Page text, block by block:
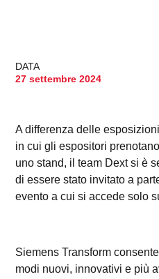
DATA
27 settembre 2024
A differenza delle
in cui gli espositori
uno stand, il team Dext si è
di essere stato invitato a
evento a cui si accede solo
Siemens Transform
modi nuovi, innovativi e più